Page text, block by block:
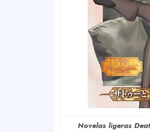
Novelas ligeras